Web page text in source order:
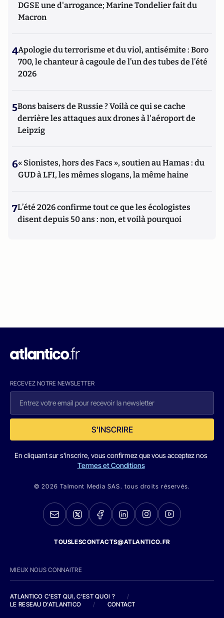
DGSE une d'arrogance; Marine Tondelier fait du
Macron
4Apologie du terrorisme et du viol, antisémite : Boro
700, le chanteur à cagoule de l’un des tubes de l’été
2026
5Bons baisers de Russie ? Voilà ce qui se cache
derrière les attaques aux drones à l'aéroport de
Leipzig
6« Sionistes, hors des Facs », soutien au Hamas : du
GUD à LFI, les mêmes slogans, la même haine
7L’été 2026 confirme tout ce que les écologistes
disent depuis 50 ans : non, et voilà pourquoi
RECEVEZ NOTRE NEWSLETTER
S'INSCRIRE
En cliquant sur s'inscrire, vous confirmez que vous acceptez nos
Termes et Conditions
© 2026 Talmont Media SAS. tous droits réservés.
TOUSLESCONTACTS@ATLANTICO.FR
MIEUX NOUS CONNAITRE
ATLANTICO C'EST QUI, C'EST QUOI ?
/
LE RESEAU D'ATLANTICO
/ CONTACT